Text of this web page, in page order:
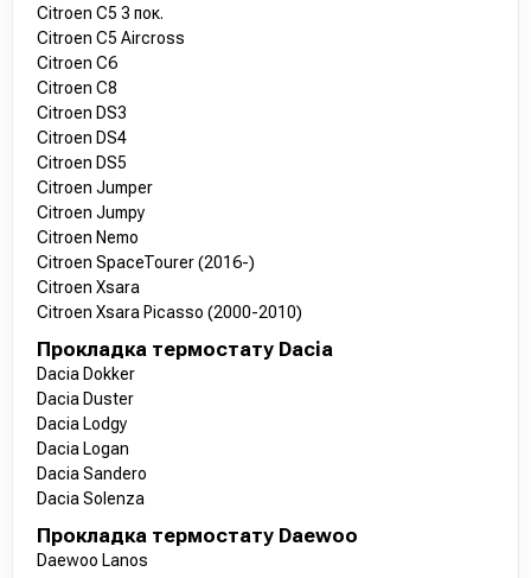
Citroen C5 3 пок.
Citroen C5 Aircross
Citroen C6
Citroen C8
Citroen DS3
Citroen DS4
Citroen DS5
Citroen Jumper
Citroen Jumpy
Citroen Nemo
Citroen SpaceTourer (2016-)
Citroen Xsara
Citroen Xsara Picasso (2000-2010)
Прокладка термостату Dacia
Dacia Dokker
Dacia Duster
Dacia Lodgy
Dacia Logan
Dacia Sandero
Dacia Solenza
Прокладка термостату Daewoo
Daewoo Lanos